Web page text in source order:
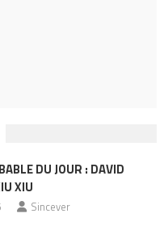
DU JOUR : DAVID
XIU
Sincever